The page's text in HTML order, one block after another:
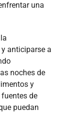
una
anticiparse a
noches de
y
de
puedan